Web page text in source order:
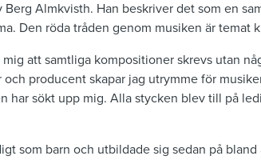
Almkvisth. Han beskriver det som en
Den röda tråden genom musiken är temat
att samtliga kompositioner skrevs utan
producent skapar jag utrymme för
har sökt upp mig. Alla stycken blev till på
som barn och utbildade sig sedan på